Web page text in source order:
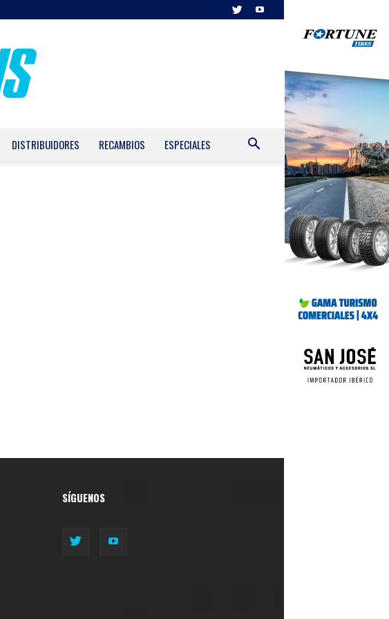
DISTRIBUIDORES RECAMBIOS ESPECIALES
SÍGUENOS